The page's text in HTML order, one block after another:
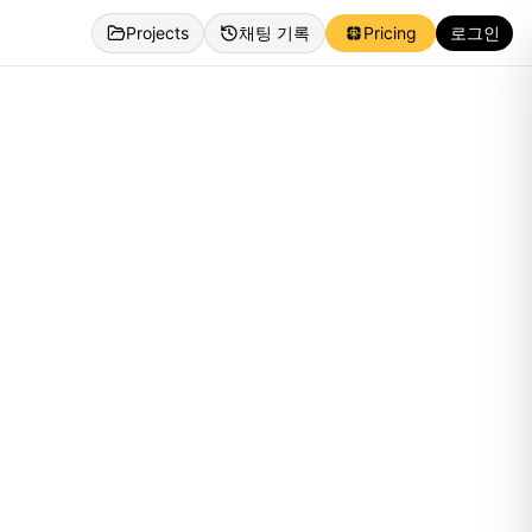
Projects 채팅 기록 Pricing 로그인